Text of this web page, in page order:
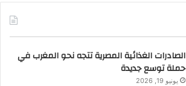
الصادرات الغذائية المصرية تتجه نحو المغرب في
حملة توسع جديدة
يونيو 19, 2026